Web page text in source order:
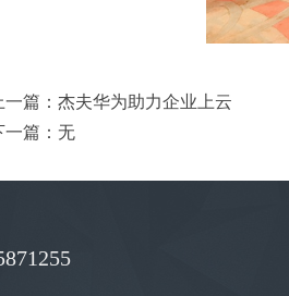
一篇：杰夫华为助力企业上云
一篇：无